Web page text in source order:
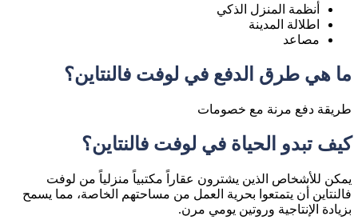
أنظمة المنزل الذكي
اطلالة المدينة
مصاعد
ما هي طرق الدفع في لوفت فالنتاين؟
طريقة دفع مرنة مع خصومات
كيف تبدو الحياة في لوفت فالنتاين؟
يمكن للأشخاص الذين يشترون عقاراً مكتبياً منزلياً من لوفت
فالنتاين أن يتمتعوا بحرية العمل من مساحتهم الخاصة، مما يسمح
بزيادة الإنتاجية وروتين يومي مرن.